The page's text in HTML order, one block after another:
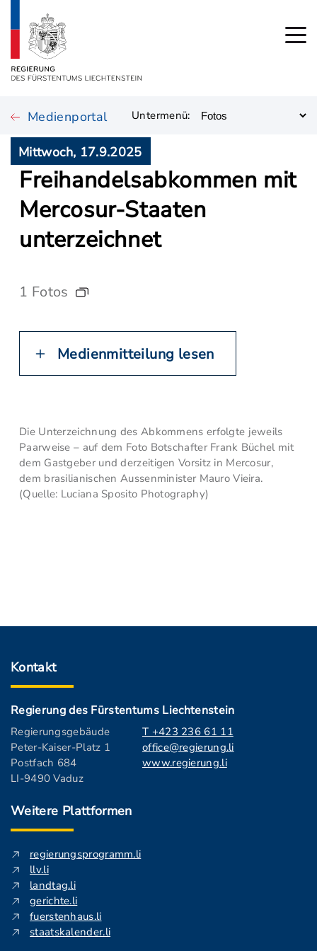
Medienportal Untermenü:
Mittwoch, 17.9.2025
Freihandelsabkommen mit
Mercosur-Staaten
unterzeichnet
1 Fotos
Medienmitteilung lesen
Die Unterzeichnung des Abkommens erfolgte jeweils
Paarweise – auf dem Foto Botschafter Frank Büchel mit
dem Gastgeber und derzeitigen Vorsitz in Mercosur,
dem brasilianischen Aussenminister Mauro Vieira.
(Quelle: Luciana Sposito Photography)
Kontakt
Regierung des Fürstentums Liechtenstein
Regierungsgebäude
Peter-Kaiser-Platz 1
Postfach 684
LI-9490 Vaduz
T +423 236 61 11
office@regierung.li
www.regierung.li
Weitere Plattformen
regierungsprogramm.li
llv.li
landtag.li
gerichte.li
fuerstenhaus.li
staatskalender.li